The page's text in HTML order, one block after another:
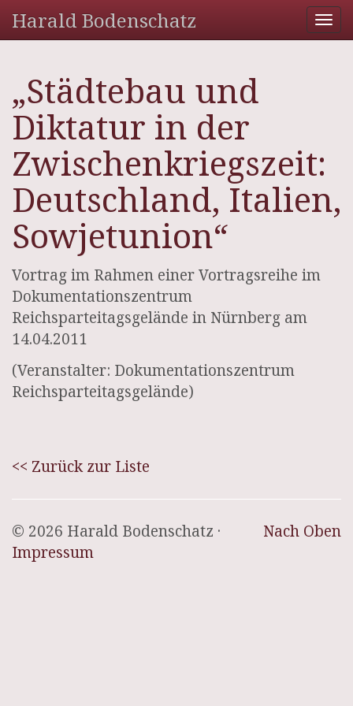
Harald Bodenschatz
„Städtebau und
Diktatur in der
Zwischenkriegszeit:
Deutschland, Italien,
Sowjetunion“
Vortrag im Rahmen einer Vortragsreihe im
Dokumentationszentrum
Reichsparteitagsgelände in Nürnberg am
14.04.2011
(Veranstalter: Dokumentationszentrum
Reichsparteitagsgelände)
<< Zurück zur Liste
Nach Oben
© 2026 Harald Bodenschatz ·
Impressum